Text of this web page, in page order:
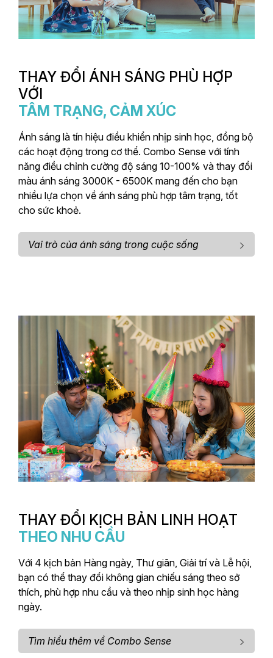
THAY ĐỔI ÁNH SÁNG PHÙ HỢP
VỚI
TÂM TRẠNG, CẢM XÚC
Ánh sáng là tín hiệu điều khiển nhịp sinh học, đồng bộ
các hoạt động trong cơ thể. Combo Sense với tính
năng điều chỉnh cường độ sáng 10-100% và thay đổi
màu ánh sáng 3000K - 6500K mang đến cho bạn
nhiều lựa chọn về ánh sáng phù hợp tâm trạng, tốt
cho sức khoẻ.
Vai trò của ánh sáng trong cuộc sống
THAY ĐỔI KỊCH BẢN LINH HOẠT
THEO NHU CẦU
Với 4 kịch bản Hàng ngày, Thư giãn, Giải trí và Lễ hội,
bạn có thể thay đổi không gian chiếu sáng theo sở
thích, phù hợp nhu cầu và theo nhịp sinh học hàng
ngày.
Tìm hiểu thêm về Combo Sense